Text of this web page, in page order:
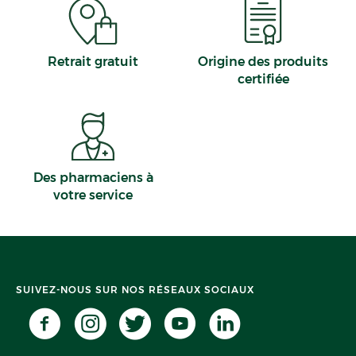
Alpes-de-Haute-Provence
Alpes-Maritimes
Grigny
Cabestany
Solérieux
Retrait gratuit
Origine des produits
certifiée
Des pharmaciens à
votre service
SUIVEZ-NOUS SUR NOS RÉSEAUX SOCIAUX